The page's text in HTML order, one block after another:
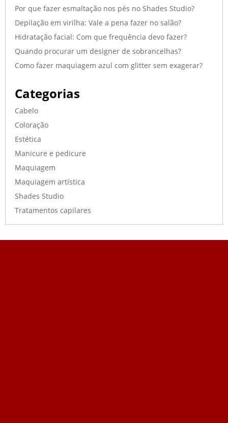
Por que fazer esmaltação nos pés no Shades Studio?
Depilação em virilha: Vale a pena fazer no salão?
Hidratação facial: Com que frequência devo fazer?
Quando procurar um designer de sobrancelhas?
Como fazer maquiagem azul com glitter sem exagerar?
Categorias
Cabelo
Coloração
Estética
Manicure e pedicure
Maquiagem
Maquiagem artística
Shades Studio
Tratamentos capilares